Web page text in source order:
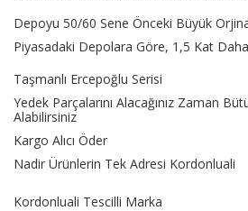
Depoyu 50/60 Sene Önceki Büyük
Piyasadaki Depolara Göre, 1,5 Kat
Taşmanlı Ercepoğlu Serisi
Yedek Parçalarını Alacağınız Zaman
Alabilirsiniz
Kargo Alıcı Öder
Nadir Ürünlerin Tek Adresi Kordonluali
Kordonluali Tescilli Marka